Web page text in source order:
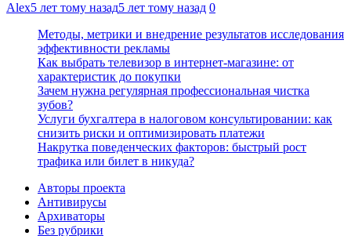
Alex5 лет тому назад5 лет тому назад 0
Методы, метрики и внедрение результатов исследования
эффективности рекламы
Как выбрать телевизор в интернет-магазине: от
характеристик до покупки
Зачем нужна регулярная профессиональная чистка
зубов?
Услуги бухгалтера в налоговом консультировании: как
снизить риски и оптимизировать платежи
Накрутка поведенческих факторов: быстрый рост
трафика или билет в никуда?
Авторы проекта
Антивирусы
Архиваторы
Без рубрики